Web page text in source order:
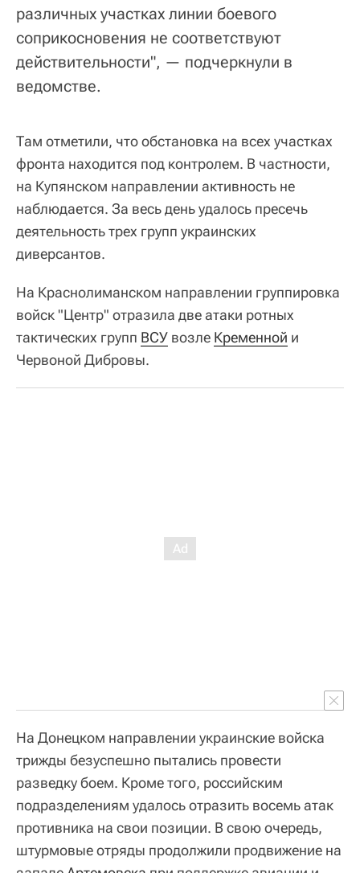
различных участках линии боевого
соприкосновения не соответствуют
действительности", — подчеркнули в
ведомстве.
Там отметили, что обстановка на всех участках
фронта находится под контролем. В частности,
на Купянском направлении активность не
наблюдается. За весь день удалось пресечь
деятельность трех групп украинских
диверсантов.
На Краснолиманском направлении группировка
войск "Центр" отразила две атаки ротных
тактических групп ВСУ возле Кременной и
Червоной Дибровы.
На Донецком направлении украинские войска
трижды безуспешно пытались провести
разведку боем. Кроме того, российским
подразделениям удалось отразить восемь атак
противника на свои позиции. В свою очередь,
штурмовые отряды продолжили продвижение на